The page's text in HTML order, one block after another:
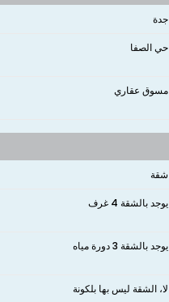
جدة
حي الصفا
مسوق عقاري
شقة
يوجد بالشقة 4 غرف
يوجد بالشقة 3 دورة مياه
لا، الشقة ليس بها بلكونة